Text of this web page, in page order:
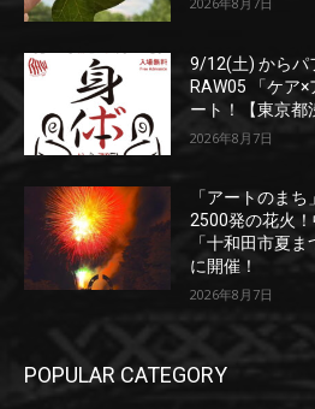
9/12(土) からパ
RAW05 「ケア×
ート！【東京都
2026年8月7日
「アートのま
2500発の花火
「十和田市夏
に開催！
2026年8月7日
POPULAR CATEGORY